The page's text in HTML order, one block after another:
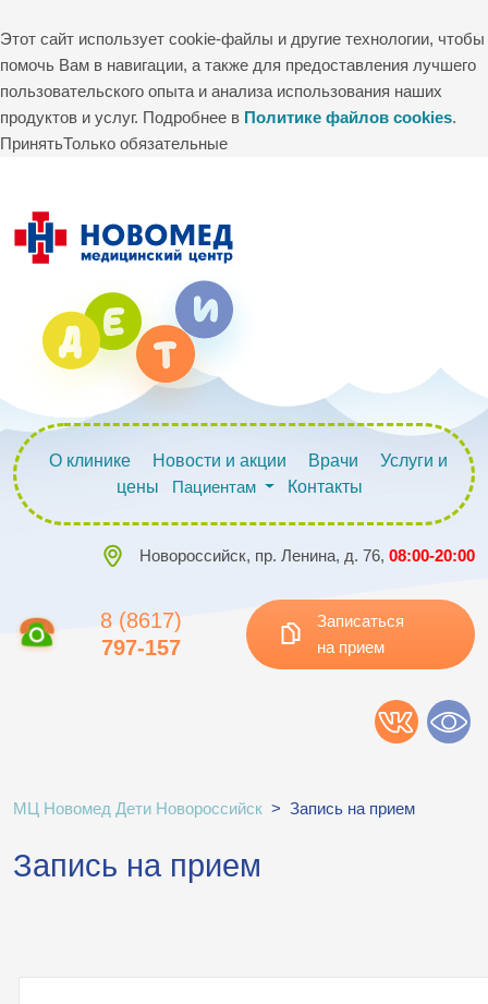
Этот сайт использует cookie-файлы и другие технологии, чтобы
помочь Вам в навигации, а также для предоставления лучшего
пользовательского опыта и анализа использования наших
продуктов и услуг. Подробнее в Политике файлов cookies.
ПринятьТолько обязательные
О клинике Новости и акции Врачи
Услуги и
цены
Пациентам Контакты
Новороссийск, пр. Ленина, д. 76, 08:00-20:00
8 (8617)
797-157
Записаться
на прием
МЦ Новомед Дети Новороссийск > Запись на прием
Запись на прием